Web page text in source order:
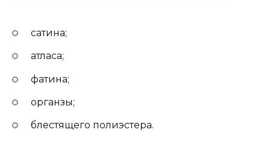
сатина;
атласа;
фатина;
органзы;
блестящего полиэстера.